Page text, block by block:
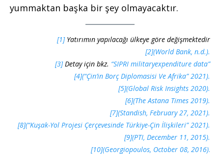
yummaktan başka bir şey olmayacaktır.
[1]Yatırımın yapılacağı ülkeye göre değişmektedir
[2](World Bank, n.d.).
[3]Detay için bkz. “SIPRI militaryexpenditure data”
[4](“Çin’in Borç Diplomasisi Ve Afrika” 2021).
[5](Global Risk Insights 2020).
[6](The Astana Times 2019).
[7](Standish, February 27, 2021).
[8](“Kuşak-Yol Projesi Çerçevesinde Türkiye-Çin İlişkileri” 2021).
[9](PTI, December 11, 2015).
[10](Georgiopoulos, October 08, 2016).